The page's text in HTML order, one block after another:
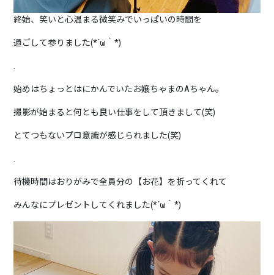
終始、笑いと心温まる微笑みでいっぱいの時間を
過ごして参りました(*´ω｀*)
.
始めはちょっとはにかんでいたお嬢ちゃまのAちゃん。
撮影が始まると何とも良い仕事をして頂きまして(笑)
とてつもないプロ意識が感じられました(笑)
.
待機時間はおりがみで全員分の【お花】を折ってくれて
みんなにプレゼントしてくれました(*´ω｀*)